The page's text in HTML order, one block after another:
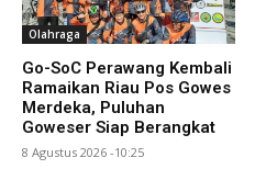
Olahraga
Go-SoC Perawang Kembali
Ramaikan Riau Pos Gowes
Merdeka, Puluhan
Goweser Siap Berangkat
8 Agustus 2026 -10:25